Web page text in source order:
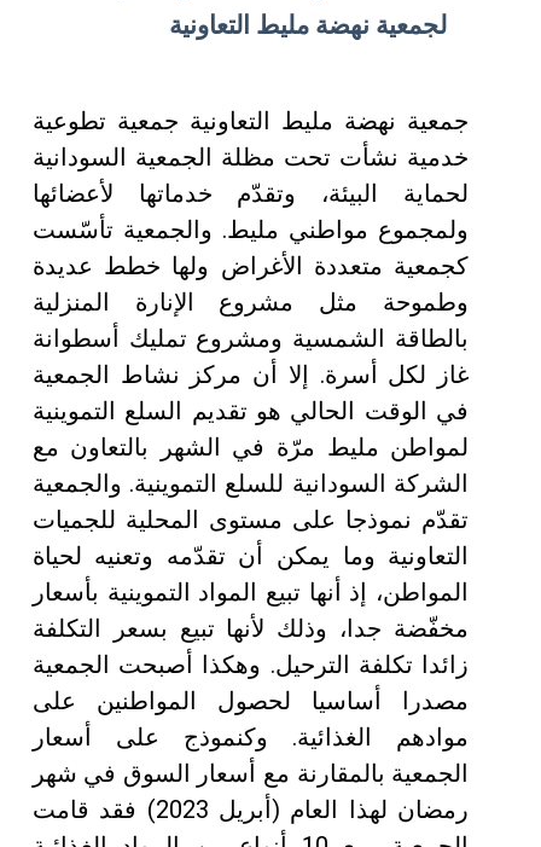
لجمعية نهضة مليط التعاونية
جمعية نهضة مليط التعاونية جمعية تطوعية
خدمية نشأت تحت مظلة الجمعية السودانية
لحماية البيئة، وتقدّم خدماتها لأعضائها
ولمجموع مواطني مليط. والجمعية تأسّست
كجمعية متعددة الأغراض ولها خطط عديدة
وطموحة مثل مشروع الإنارة المنزلية
بالطاقة الشمسية ومشروع تمليك أسطوانة
غاز لكل أسرة. إلا أن مركز نشاط الجمعية
في الوقت الحالي هو تقديم السلع التموينية
لمواطن مليط مرّة في الشهر بالتعاون مع
الشركة السودانية للسلع التموينية. والجمعية
تقدّم نموذجا على مستوى المحلية للجميات
التعاونية وما يمكن أن تقدّمه وتعنيه لحياة
المواطن، إذ أنها تبيع المواد التموينية بأسعار
مخفّضة جدا، وذلك لأنها تبيع بسعر التكلفة
زائدا تكلفة الترحيل. وهكذا أصبحت الجمعية
مصدرا أساسيا لحصول المواطنين على
موادهم الغذائية. وكنموذج على أسعار
الجمعية بالمقارنة مع أسعار السوق في شهر
رمضان لهذا العام (أبريل 2023) فقد قامت